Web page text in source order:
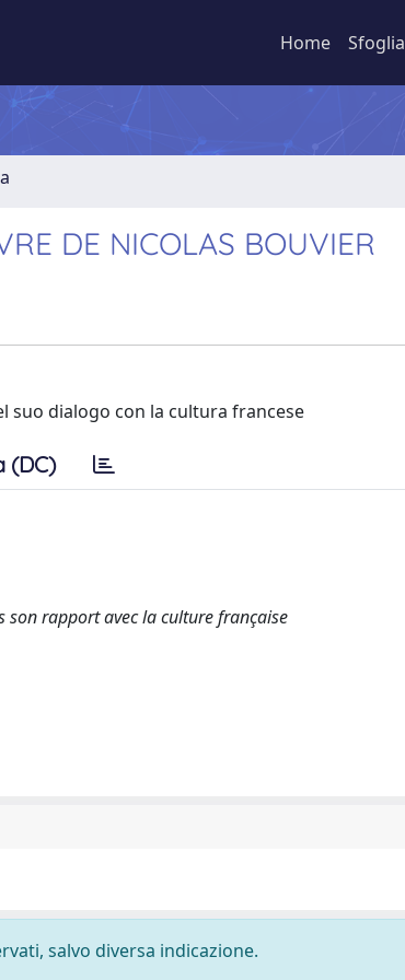
Home Sfoglia
DE NICOLAS BOUVIER
suo dialogo con la cultura francese
(DC)
son rapport avec la culture française
salvo diversa indicazione.